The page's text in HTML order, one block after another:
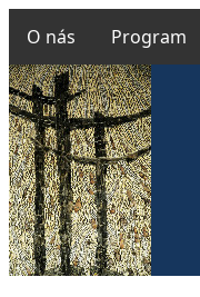
O nás Program